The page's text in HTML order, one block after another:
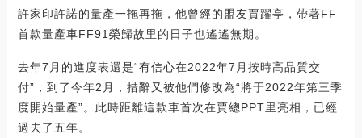
許家印許諾的量產一拖再拖，他曾經的盟友賈躍亭，帶著FF
首款量產車FF91榮歸故里的日子也遙遙無期。
去年7月的進度表還是“有信心在2022年7月按時高品質交
付”，到了今年2月，措辭又被他們修改為“將于2022年第三季
度開始量產”。此時距離這款車首次在賈總PPT里亮相，已經
過去了五年。